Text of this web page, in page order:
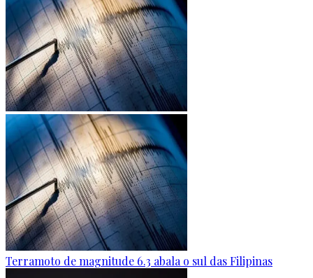
Terramoto de magnitude 6.3 abala o sul das Filipinas